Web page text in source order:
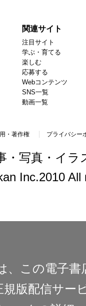
関連サイト
注目サイト
学ぶ・育てる
楽しむ
応募する
Webコンテンツ
SNS一覧
動画一覧
・著作権 プライバシー
・写真・イ
Inc.2010 All
、この電子
規版配信サー